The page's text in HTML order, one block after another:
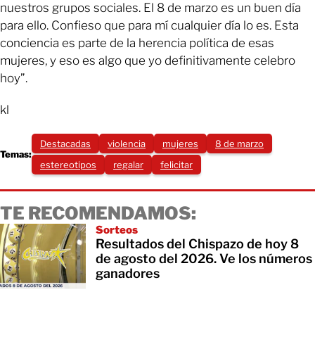
nuestros grupos sociales. El 8 de marzo es un buen día
para ello. Confieso que para mí cualquier día lo es. Esta
conciencia es parte de la herencia política de esas
mujeres, y eso es algo que yo definitivamente celebro
hoy”.
kl
Temas:
Destacadas violencia mujeres
8 de marzo
estereotipos
regalar felicitar
TE RECOMENDAMOS:
Sorteos
Resultados del Chispazo de hoy 8
de agosto del 2026. Ve los números
ganadores